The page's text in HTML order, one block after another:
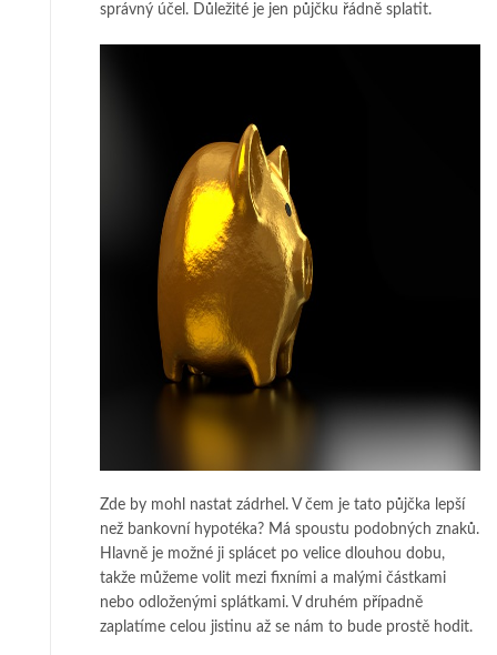
správný účel. Důležité je jen půjčku řádně splatit.
Zde by mohl nastat zádrhel. V čem je tato půjčka lepší
než bankovní hypotéka? Má spoustu podobných znaků.
Hlavně je možné ji splácet po velice dlouhou dobu,
takže můžeme volit mezi fixními a malými částkami
nebo odloženými splátkami. V druhém případně
zaplatíme celou jistinu až se nám to bude prostě hodit.